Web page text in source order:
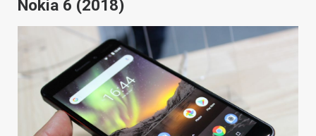
Nokia 6 (2018)